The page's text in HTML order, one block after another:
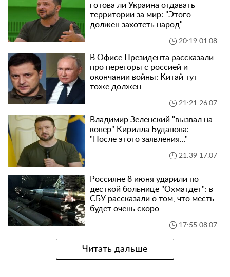
готова ли Украина отдавать
территории за мир: "Этого
должен захотеть народ"
20:19 01.08
В Офисе Президента рассказали
про перегоры с россией и
окончании войны: Китай тут
тоже должен
21:21 26.07
Владимир Зеленский "вызвал на
ковер" Кирилла Буданова:
"После этого заявления..."
21:39 17.07
Россияне 8 июня ударили по
десткой больнице "Охматдет": в
СБУ рассказали о том, что месть
будет очень скоро
17:55 08.07
Читать дальше